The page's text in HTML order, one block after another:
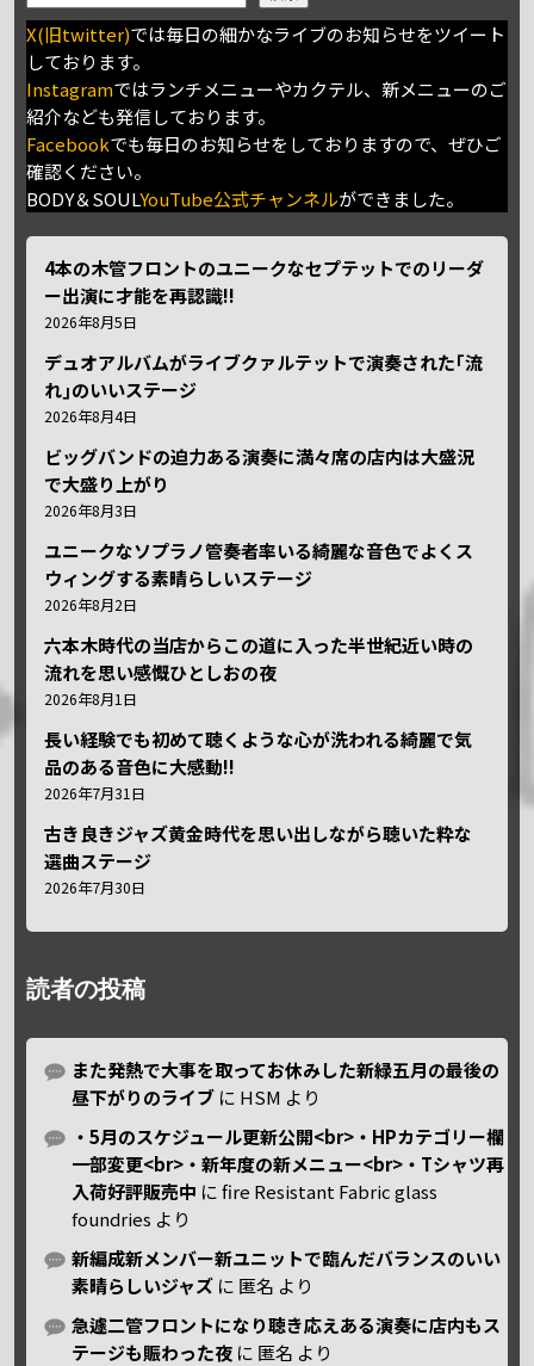
X(旧twitter)では毎日の細かなライブのお知らせをツイート
しております。
Instagramではランチメニューやカクテル、新メニューのご
紹介なども発信しております。
Facebookでも毎日のお知らせをしておりますので、ぜひご
確認ください。
BODY＆SOULYouTube公式チャンネルができました。
4本の木管フロントのユニークなセプテットでのリーダ
ー出演に才能を再認識!!
2026年8月5日
デュオアルバムがライブクァルテットで演奏された｢流
れ｣のいいステージ
2026年8月4日
ビッグバンドの迫力ある演奏に満々席の店内は大盛況
で大盛り上がり
2026年8月3日
ユニークなソプラノ管奏者率いる綺麗な音色でよくス
ウィングする素晴らしいステージ
2026年8月2日
六本木時代の当店からこの道に入った半世紀近い時の
流れを思い感慨ひとしおの夜
2026年8月1日
長い経験でも初めて聴くような心が洗われる綺麗で気
品のある音色に大感動!!
2026年7月31日
古き良きジャズ黄金時代を思い出しながら聴いた粋な
選曲ステージ
2026年7月30日
読者の投稿
また発熱で大事を取ってお休みした新緑五月の最後の
昼下がりのライブ に HSM より
・5月のスケジュール更新公開<br>・HPカテゴリー欄
一部変更<br>・新年度の新メニュー<br>・Tシャツ再
入荷好評販売中 にfire Resistant Fabric glass
foundries より
新編成新メンバー新ユニットで臨んだバランスのいい
素晴らしいジャズ に 匿名 より
急遽二管フロントになり聴き応えある演奏に店内もス
テージも賑わった夜 に 匿名 より